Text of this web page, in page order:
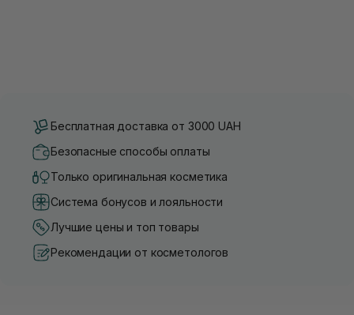
Бесплатная доставка от 3000 UAH
Безопасные способы оплаты
Только оригинальная косметика
Система бонусов и лояльности
Лучшие цены и топ товары
Рекомендации от косметологов